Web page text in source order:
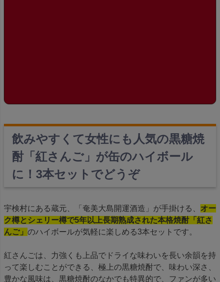
飲みやすくて女性にも人気の黒糖焼
酎「紅さんご」が缶のハイボール
に！3本セットでどうぞ
宇検村にある蔵元、「奄美大島開運酒造」が手掛ける、 オー
ク樽とシェリー樽で5年以上長期熟成された本格焼酎「紅さ
んご」 のハイボールが気軽に楽しめる3本セットです。
紅さんごは、力強くも上品でドライな味わいを長い余韻を持
って楽しむことができる、極上の黒糖焼酎で、味わい深さ、
豊かな風味は、黒糖焼酎のなかでも特異的で、ファンが多い